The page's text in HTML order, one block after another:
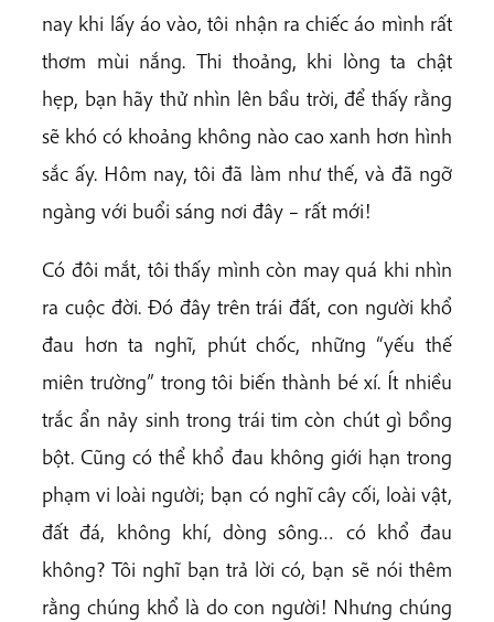
nay khi lấy áo vào, tôi nhận ra chiếc áo mình rất
thơm mùi nắng. Thi thoảng, khi lòng ta chật
hẹp, bạn hãy thử nhìn lên bầu trời, để thấy rằng
sẽ khó có khoảng không nào cao xanh hơn hình
sắc ấy. Hôm nay, tôi đã làm như thế, và đã ngỡ
ngàng với buổi sáng nơi đây – rất mới!
Có đôi mắt, tôi thấy mình còn may quá khi nhìn
ra cuộc đời. Đó đây trên trái đất, con người khổ
đau hơn ta nghĩ, phút chốc, những “yếu thế
miên trường” trong tôi biến thành bé xí. Ít nhiều
trắc ẩn nảy sinh trong trái tim còn chút gì bồng
bột. Cũng có thể khổ đau không giới hạn trong
phạm vi loài người; bạn có nghĩ cây cối, loài vật,
đất đá, không khí, dòng sông… có khổ đau
không? Tôi nghĩ bạn trả lời có, bạn sẽ nói thêm
rằng chúng khổ là do con người! Nhưng chúng